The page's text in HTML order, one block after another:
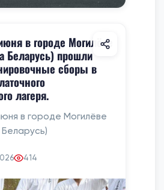
в городе Могилёве
Беларусь) прошли
сборы в
лагеря.
в городе Могилёве
Беларусь)
414